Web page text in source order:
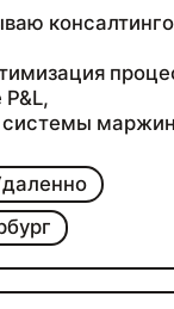
внедрение
основе
C-level и
и